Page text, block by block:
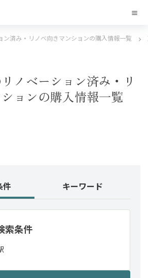
ン済み・リノベ向きマンションの購入情報一覧
ノベーション済み・リ
ョンの購入情報一覧
件 キーワード
索条件